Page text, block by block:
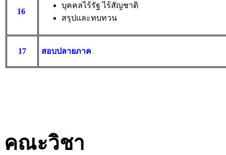
16
บุคคลไร้รัฐ ไร้สัญชาติ
สรุปและทบทวน
17 สอบปลายภาค
คณะวิชา